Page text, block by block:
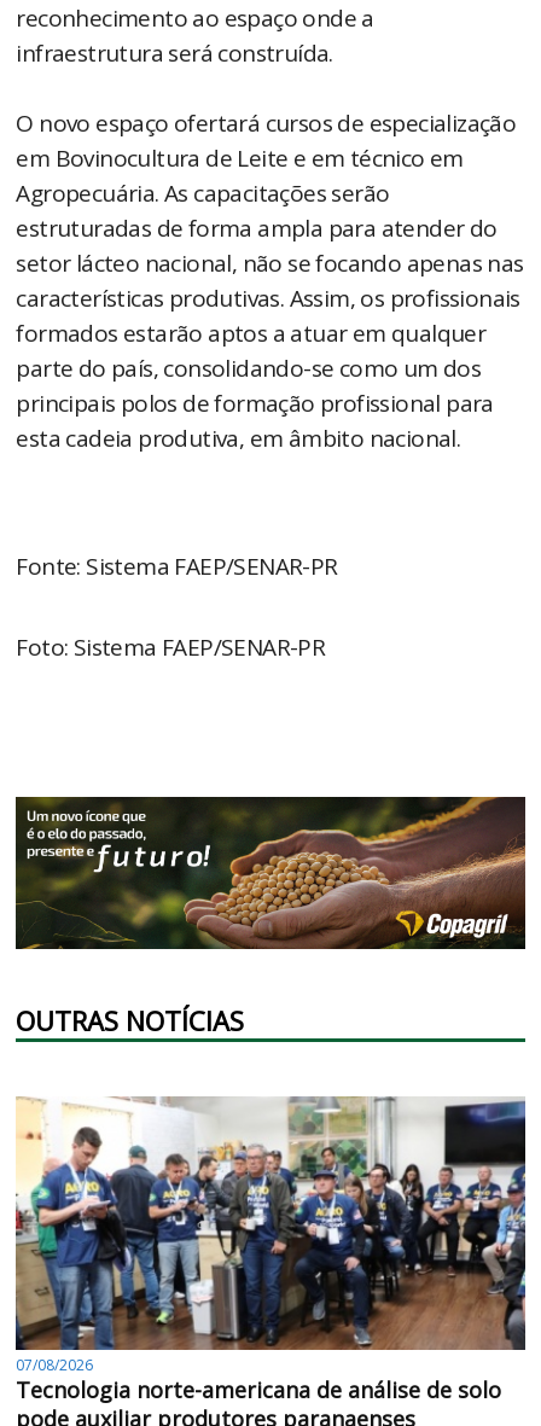
reconhecimento ao espaço onde a
infraestrutura será construída.
O novo espaço ofertará cursos de especialização
em Bovinocultura de Leite e em técnico em
Agropecuária. As capacitações serão
estruturadas de forma ampla para atender do
setor lácteo nacional, não se focando apenas nas
características produtivas. Assim, os profissionais
formados estarão aptos a atuar em qualquer
parte do país, consolidando-se como um dos
principais polos de formação profissional para
esta cadeia produtiva, em âmbito nacional.
Fonte: Sistema FAEP/SENAR-PR
Foto: Sistema FAEP/SENAR-PR
OUTRAS NOTÍCIAS
07/08/2026
Tecnologia norte-americana de análise de solo
pode auxiliar produtores paranaenses